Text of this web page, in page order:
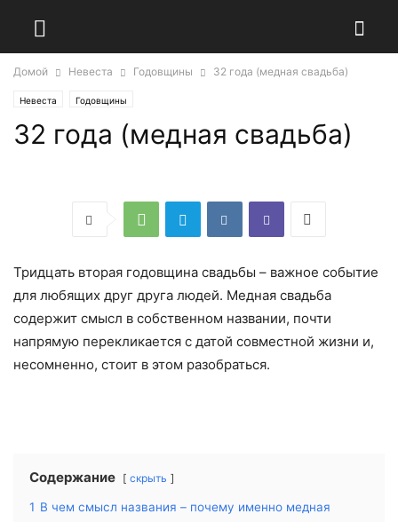
Домой Невеста Годовщины 32 года (медная свадьба)
Невеста Годовщины
32 года (медная свадьба)
Тридцать вторая годовщина свадьбы – важное событие
для любящих друг друга людей. Медная свадьба
содержит смысл в собственном названии, почти
напрямую перекликается с датой совместной жизни и,
несомненно, стоит в этом разобраться.
Содержание скрыть
1 В чем смысл названия – почему именно медная